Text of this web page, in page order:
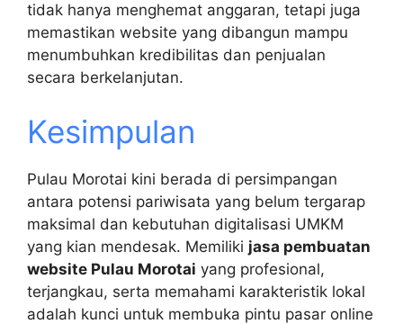
tidak hanya menghemat anggaran, tetapi juga
memastikan website yang dibangun mampu
menumbuhkan kredibilitas dan penjualan
secara berkelanjutan.
Kesimpulan
Pulau Morotai kini berada di persimpangan
antara potensi pariwisata yang belum tergarap
maksimal dan kebutuhan digitalisasi UMKM
yang kian mendesak. Memiliki jasa pembuatan
website Pulau Morotai yang profesional,
terjangkau, serta memahami karakteristik lokal
adalah kunci untuk membuka pintu pasar online